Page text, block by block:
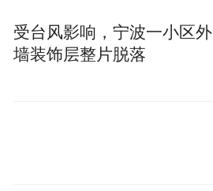
受台风影响，宁波一小区外
墙装饰层整片脱落